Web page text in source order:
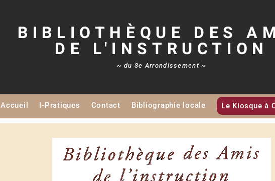
BIBLIOTHÈQUE DES
DE L'INSTRUCTION
~ du 3e Arrondissement ~
Accueil I-Pratiques Contact Bibliographie locale Le Kiosque à